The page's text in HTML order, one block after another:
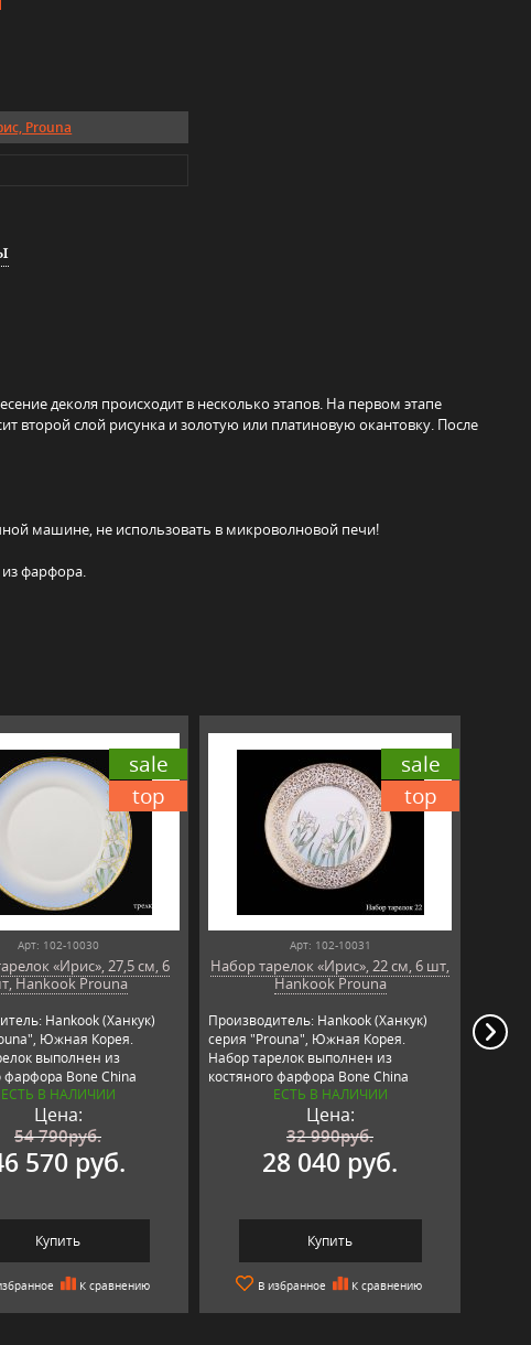
Prouna
деколя происходит в несколько этапов. На первом этапе
второй слой рисунка и золотую или платиновую окантовку. После
машине, не использовать в микроволновой печи!
фарфора.
sale
top
Арт: 102-10030
«Ирис», 27,5 см, 6
Hankook Prouna
Hankook (Ханкук)
Южная Корея.
выполнен из
фарфора Bone China
ЕСТЬ В НАЛИЧИИ
Цена:
54 790руб.
570 руб.
Купить
К сравнению
sale
top
Арт: 102-10031
Набор тарелок «Ирис», 22 см, 6 шт,
Hankook Prouna
Производитель: Hankook (Ханкук)
серия "Prouna", Южная Корея.
Набор тарелок выполнен из
костяного фарфора Bone China
премиум качества.ЕСТЬ В НАЛИЧИИ
Цена:
32 990руб.
28 040 руб.
Купить
В избранное К сравнению
серия